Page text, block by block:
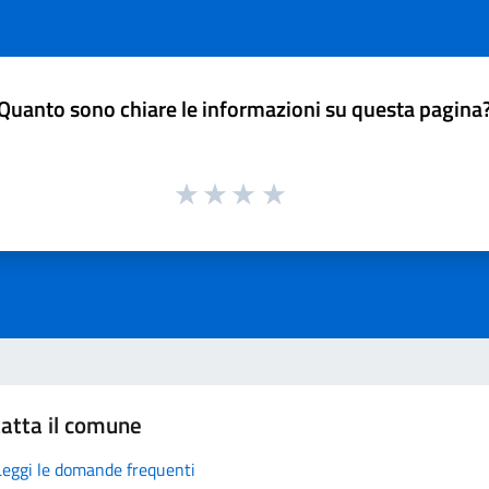
sono chiare le informazioni su questa
il comune
le domande frequenti